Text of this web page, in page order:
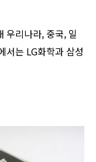
우리나라, 중국, 일
서는 LG화학과 삼성